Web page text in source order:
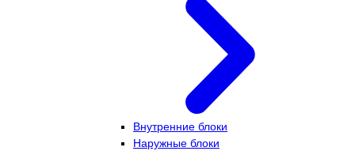
Внутренние блоки
Наружные блоки